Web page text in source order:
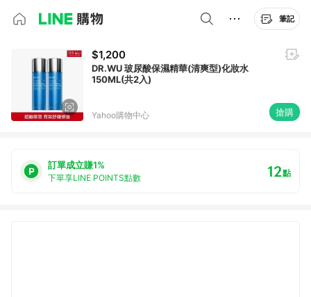
筆記
$1,200
DR.WU 玻尿酸保濕精華(清爽型)化妝水
150ML(共2入)
Yahoo購物中心 搶購
訂單成立賺1%
下單享LINE POINTS點數 12點